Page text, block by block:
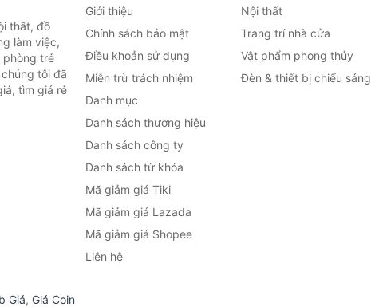
thất, đồ
làm việc,
phòng trẻ
tôi đã
tìm giá rẻ
Giới thiệu
Chính sách bảo mật
Điều khoản sử dụng
Miễn trừ trách nhiệm
Danh mục
Danh sách thương hiệu
Danh sách công ty
Danh sách từ khóa
Mã giảm giá Tiki
Mã giảm giá Lazada
Mã giảm giá Shopee
Liên hệ
Nội thất
Trang trí nhà cửa
Vật phẩm phong thủy
Đèn & thiết bị chiếu sáng
Giá, Giá Coin